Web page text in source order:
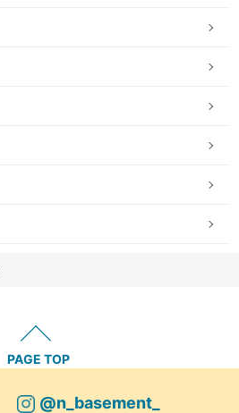
PAGE TOP
@n_basement_